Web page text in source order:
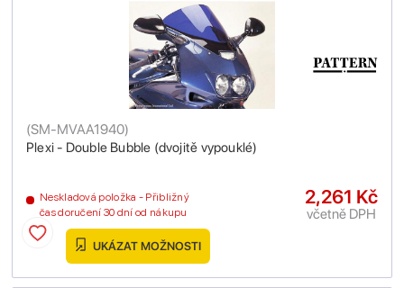
Plexi - Double Bubble (dvojitě vypouklé)
(SM-MVAA1940)
Neskladová položka - Přibližný
čas doručení 30 dní od nákupu
2,261 Kč
včetně DPH
UKÁZAT MOŽNOSTI